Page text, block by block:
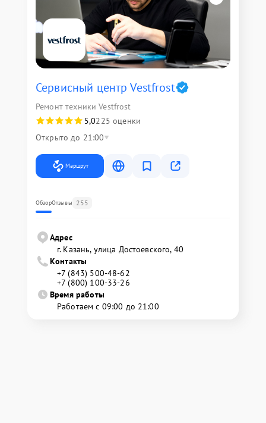
Сервисный центр Vestfrost
Ремонт техники Vestfrost
5,0225 оценки
Открыто до 21:00
Маршрут
ОбзорОтзывы 255
Адрес
г. Казань, улица Достоевского, 40
Контакты
+7 (843) 500-48-62
+7 (800) 100-33-26
Время работы
Работаем с 09:00 до 21:00